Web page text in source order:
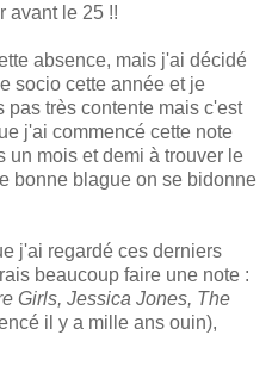
avant le 25 !!
absence, mais j'ai décidé
socio cette année et je
très contente mais c'est
j'ai commencé cette note
un mois et demi à trouver le
bonne blague on se bidonne
j'ai regardé ces derniers
beaucoup faire une note :
Girls, Jessica Jones, The
il y a mille ans ouin),